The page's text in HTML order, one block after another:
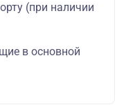
(при наличии
в основной